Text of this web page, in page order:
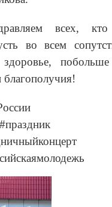
всех,
во всем
благополучия!